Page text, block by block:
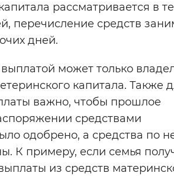
рассматривается в
перечисление средств
дней.
может только
капитала. Также
важно, чтобы прошлое
средствами
одобрено, а средства по
К примеру, если семья
из средств